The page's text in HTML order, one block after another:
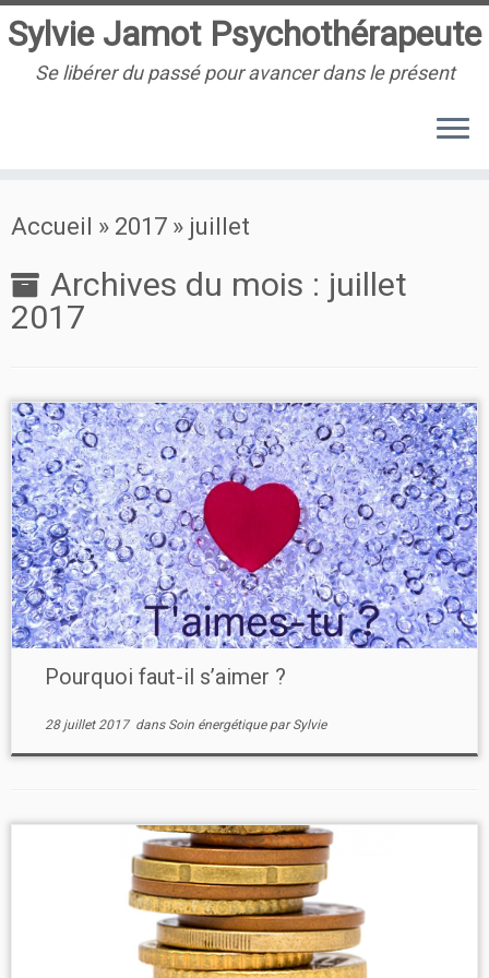
au
contenu
Sylvie Jamot Psychothérapeute
Se libérer du passé pour avancer dans le présent
Accueil » 2017 » juillet
Archives du mois : juillet
2017
Pourquoi faut-il s’aimer ?
28 juillet 2017dans Soin énergétique parSylvie